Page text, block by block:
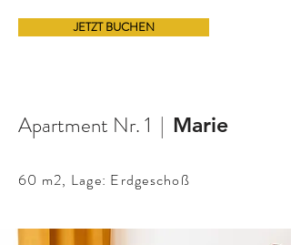
JETZT BUCHEN
Apartment Nr. 1 | Marie
60 m2, Lage: Erdgeschoß